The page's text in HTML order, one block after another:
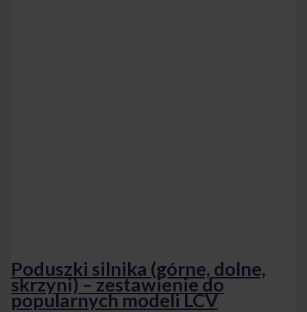
Poduszki silnika (górne, dolne,
skrzyni) – zestawienie do
popularnych modeli LCV